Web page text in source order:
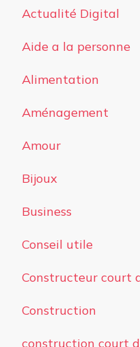
Actualité Digital
Aide a la personne
Alimentation
Aménagement
Amour
Bijoux
Business
Conseil utile
Constructeur court
Construction
construction court